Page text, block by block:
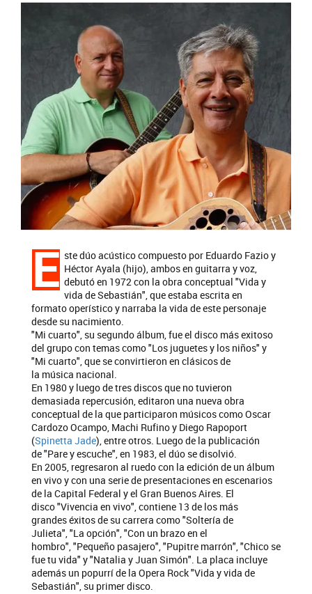
E ste dúo acústico compuesto por Eduardo Fazio y
Héctor Ayala (hijo), ambos en guitarra y voz,
debutó en 1972 con la obra conceptual "Vida y
vida de Sebastián", que estaba escrita en
formato operístico y narraba la vida de este personaje
desde su nacimiento.
"Mi cuarto", su segundo álbum, fue el disco más exitoso
del grupo con temas como "Los juguetes y los niños" y
"Mi cuarto", que se convirtieron en clásicos de
la música nacional.
En 1980 y luego de tres discos que no tuvieron
demasiada repercusión, editaron una nueva obra
conceptual de la que participaron músicos como Oscar
Cardozo Ocampo, Machi Rufino y Diego Rapoport
(Spinetta Jade), entre otros. Luego de la publicación
de "Pare y escuche", en 1983, el dúo se disolvió.
En 2005, regresaron al ruedo con la edición de un álbum
en vivo y con una serie de presentaciones en escenarios
de la Capital Federal y el Gran Buenos Aires. El
disco "Vivencia en vivo", contiene 13 de los más
grandes éxitos de su carrera como "Soltería de
Julieta", "La opción", "Con un brazo en el
hombro", "Pequeño pasajero", "Pupitre marrón", "Chico se
fue tu vida" y "Natalia y Juan Simón". La placa incluye
además un popurrí de la Opera Rock "Vida y vida de
Sebastián", su primer disco.